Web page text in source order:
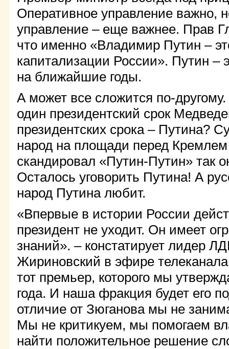
Оперативное управление важно,
управление – еще важнее. Прав
что именно «Владимир Путин –
капитализации России». Путин –
на ближайшие годы.
А может все сложится по-другому.
один президентский срок
президентских срока – Путина?
народ на площади перед
скандировал «Путин-Путин» так
Осталось уговорить Путина! А
народ Путина любит.
«Впервые в истории России
президент не уходит. Он имеет
знаний». – констатирует лидер
Жириновский в эфире
тот премьер, которого мы
года. И наша фракция будет его
отличие от Зюганова мы не
Мы не критикуем, мы помогаем
найти положительное решение